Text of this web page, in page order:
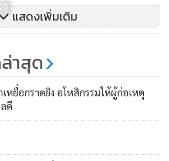
ทนายรัชพล บุก ปคบ. ร้องตรวจสอบ
ผิดหลายข้อหา
แสดงเพิ่มเติม
าสุด
หยื่อกราดยิง อโหสิกรรมให้ผู้ก่อเหตุ
ดี